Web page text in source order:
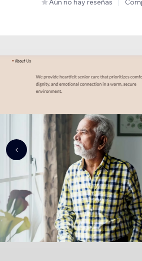
Aún no hay reseñas